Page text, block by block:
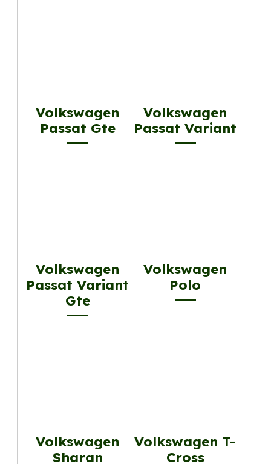
Volkswagen
Passat Gte
Volkswagen
Passat Variant
Volkswagen
Passat Variant
Gte
Volkswagen
Polo
Volkswagen
Sharan
Volkswagen T-
Cross